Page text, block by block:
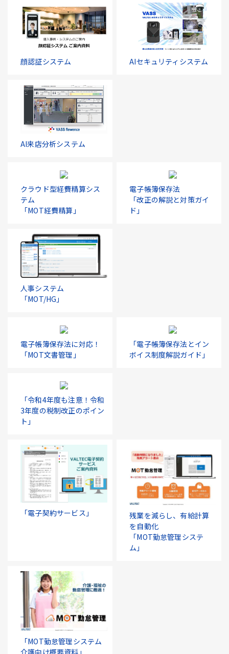
顔認証システム AIセキュリティシステム
AI来店分析システム
クラウド型経費精算シス
テム
「MOT経費精算」
電子帳簿保存法
「改正の解説と対策ガイ
ド」
人事システム
「MOT/HG」
電子帳簿保存法に対応！
「MOT文書管理」
「電子帳簿保存法とイン
ボイス制度解説ガイド」
「令和4年度も注意！令和
3年度の税制改正のポイン
ト」
「電子契約サービス」
残業を減らし、有給計算
を自動化
「MOT勤怠管理システ
ム」
「MOT勤怠管理システム